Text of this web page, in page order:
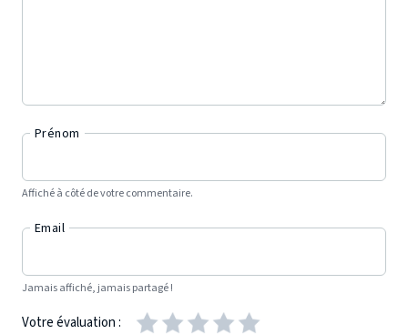
Prénom
Affiché à côté de votre commentaire.
Email
Jamais affiché, jamais partagé !
Votre évaluation :